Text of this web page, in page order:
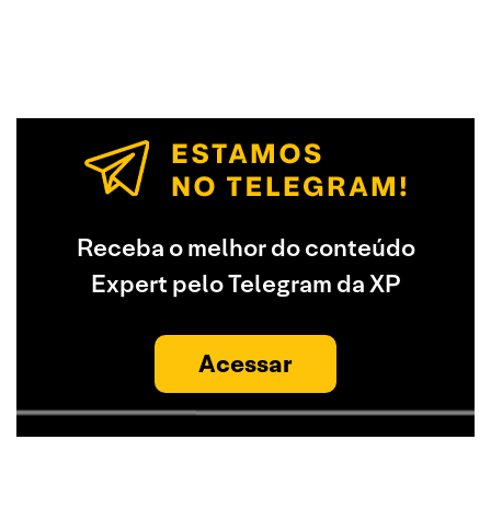
Receba o melhor do conteúdo
Expert pelo Telegram da XP
Acessar